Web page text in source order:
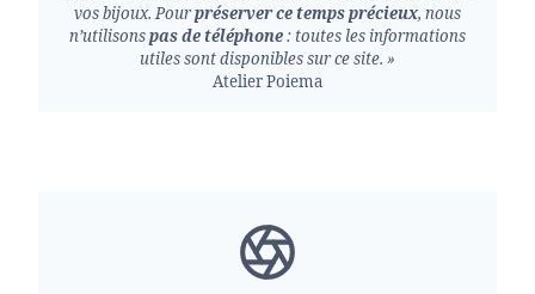
vos bijoux. Pourpréserver ce temps précieux, nous
n’utilisonspas de téléphone: toutes les informations
utiles sont disponibles sur ce site. »
Atelier Poiema